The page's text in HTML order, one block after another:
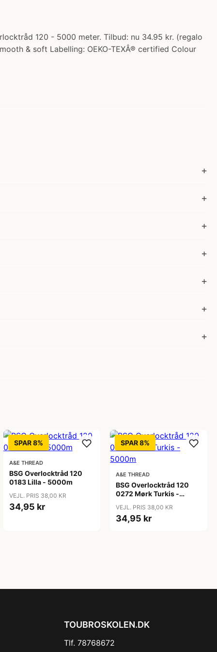
120 - 5000 meter. Tilbud: nu 34.95 kr. (regalo
& soft Labelling: OEKO-TEXÂ® certified Colour
SPAR 8%
A&E THREAD
BSG Overlocktråd 120
0183 Lilla - 5000m
VEJL. PRIS 38,00 KR
34,95 kr
SPAR 8%
A&E THREAD
BSG Overlocktråd 120
0272 Mørk Turkis -
VEJL. PRIS 38,00 KR
34,95 kr
TOUBROSKOLEN.DK
Tlf. 78768672